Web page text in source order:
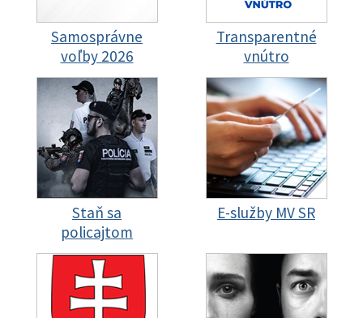
Samosprávne
voľby 2026
Transparentné
vnútro
Staň sa
policajtom
E-služby MV SR